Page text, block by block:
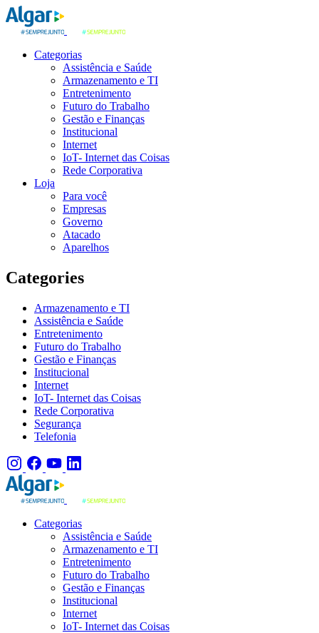
Categorias
Assistência e Saúde
Armazenamento e TI
Entretenimento
Futuro do Trabalho
Gestão e Finanças
Institucional
Internet
IoT- Internet das Coisas
Rede Corporativa
Loja
Para você
Empresas
Governo
Atacado
Aparelhos
Categories
Armazenamento e TI
Assistência e Saúde
Entretenimento
Futuro do Trabalho
Gestão e Finanças
Institucional
Internet
IoT- Internet das Coisas
Rede Corporativa
Segurança
Telefonia
Categorias
Assistência e Saúde
Armazenamento e TI
Entretenimento
Futuro do Trabalho
Gestão e Finanças
Institucional
Internet
IoT- Internet das Coisas